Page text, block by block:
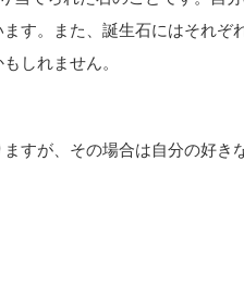
す。また、誕生石にはそれぞ
しれません。
すが、その場合は自分の好き